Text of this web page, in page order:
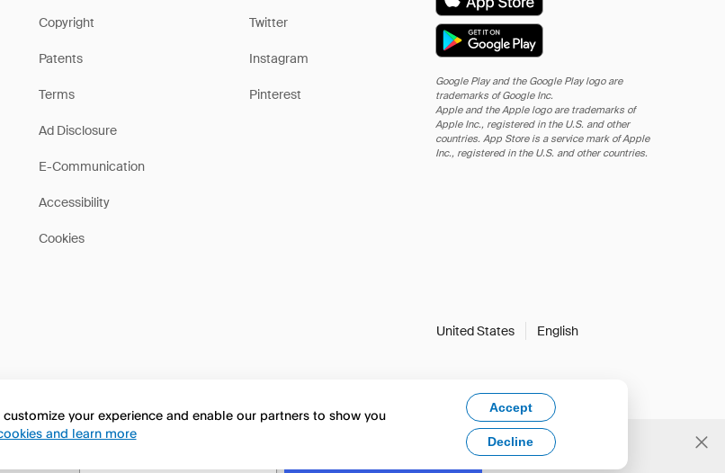
Copyright
Patents
Terms
Ad Disclosure
E-Communication
Accessibility
Cookies
Twitter
Instagram
Pinterest
Google Play and the Google Play logo are
trademarks of Google Inc.
Apple and the Apple logo are trademarks of
Apple Inc., registered in the U.S. and other
countries. App Store is a service mark of Apple
Inc., registered in the U.S. and other countries.
United States English
your experience and enable our partners to show you
and learn more
Accept
Decline